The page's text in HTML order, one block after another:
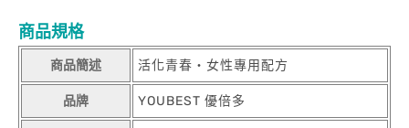
商品規格
商品簡述 活化青春‧女性專用配方
品牌 YOUBEST 優倍多